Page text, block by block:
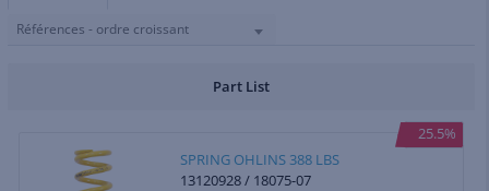
Références - ordre croissant
Part List
25.5%
SPRING OHLINS 388 LBS
13120928 / 18075-07